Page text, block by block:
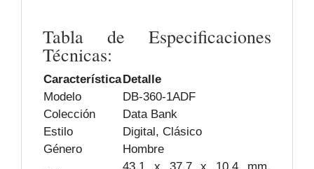
Tabla de Especificaciones
Técnicas:
Característica Detalle
Modelo
DB-360-1ADF
Colección
Data Bank
Estilo
Digital, Clásico
Género
Hombre